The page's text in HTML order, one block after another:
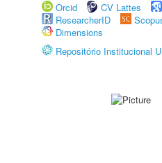
Orcid
CV Lattes
ResearcherID
Dimensions
Repositório Institucional